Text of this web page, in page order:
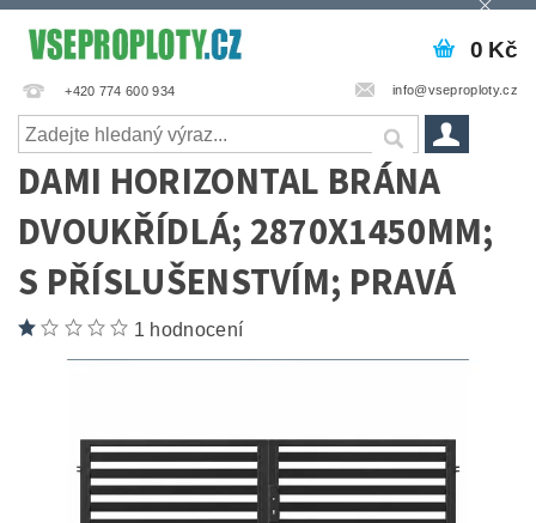
+420 774 600 934 info@vseproploty.cz
0 Kč
DAMI HORIZONTAL BRÁNA
DVOUKŘÍDLÁ; 2870X1450MM;
S PŘÍSLUŠENSTVÍM; PRAVÁ
1 hodnocení